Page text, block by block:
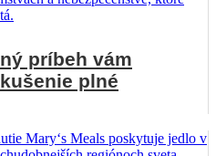
príbeh vám
plné